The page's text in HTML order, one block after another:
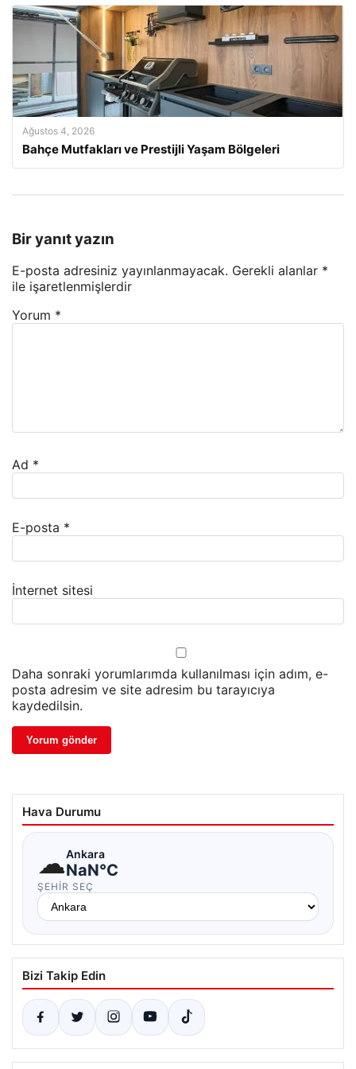
Ağustos 4, 2026
Bahçe Mutfakları ve Prestijli Yaşam Bölgeleri
Bir yanıt yazın
E-posta adresiniz yayınlanmayacak. Gerekli alanlar *
ile işaretlenmişlerdir
Yorum *
Ad *
E-posta *
İnternet sitesi
Daha sonraki yorumlarımda kullanılması için adım, e-
posta adresim ve site adresim bu tarayıcıya
kaydedilsin.
Hava Durumu
☁Ankara
NaN°C
ŞEHIR SEÇ
Bizi Takip Edin